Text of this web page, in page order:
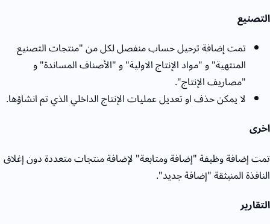
التصنيع
تمت إضافة ترحيل حساب منفصل لكل من "منتجات التصنيع
المنتهية" و "مواد الإنتاج الاولية" و "الأصناف المساندة" و
"مصاريف الإنتاج".
لا يمكن حذف او تعديل عمليات الإنتاج الداخلي الذي تم انشاؤها.
اخرى
تمت إضافة وظيفة "إضافة ومتابعة" لإضافة منتجات متعددة دون إغلاق
النافذة المنبثقة "إضافة جديد".
التقارير